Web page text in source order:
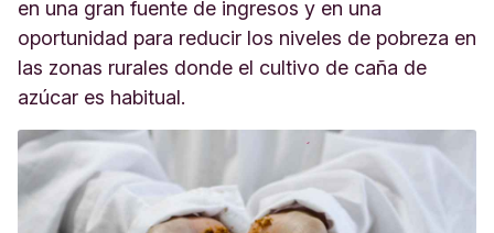
en una gran fuente de ingresos y en una
oportunidad para reducir los niveles de pobreza en
las zonas rurales donde el cultivo de caña de
azúcar es habitual.